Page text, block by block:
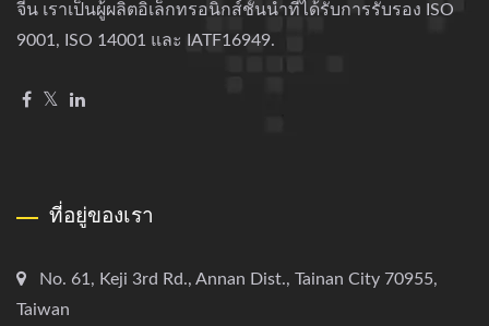
จีน เราเป็นผู้ผลิตอิเล็กทรอนิกส์ชั้นนำที่ได้รับการรับรอง ISO
9001, ISO 14001 และ IATF16949.
ที่อยู่ของเรา
No. 61, Keji 3rd Rd., Annan Dist., Tainan City 70955,
Taiwan